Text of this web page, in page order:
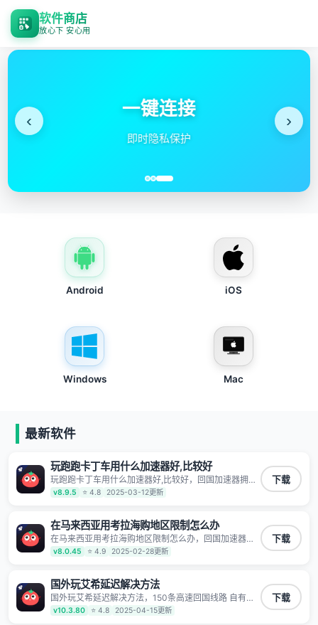
软件商店
放心下 安心用
一键连接
即时隐私保护
‹ ›
Android iOS
Windows Mac
最新软件
玩跑跑卡丁车用什么加速器好,比较好
玩跑跑卡丁车用什么加速器好,比较好，回国加速器拥有
全球海量节点覆盖，运营商专线不卡顿超稳定，专为海
外华人和留学生打造，帮助海外华人免除地域限制，随
质音乐。
v8.9.5 ⭐ 4.8 2025-03-12更新
下载
在马来西亚用考拉海购地区限制怎么办
在马来西亚用考拉海购地区限制怎么办，回国加速器拥
有全球海量节点覆盖，运营商专线不卡顿超稳定，专为
海外华人和留学生打造，帮助海外华人免除地域限制，
品质音乐。
v8.0.45 ⭐ 4.9 2025-02-28更新
下载
国外玩艾希延迟解决方法
国外玩艾希延迟解决方法，150条高速回国线路 自有高
速中转节点 无需注册 一键连接 提供高速线路 应用内直
达视频音乐app,快人一步 应用模式 App互不干扰 不间断
v10.3.80 ⭐ 4.8 2025-04-15更新
下载